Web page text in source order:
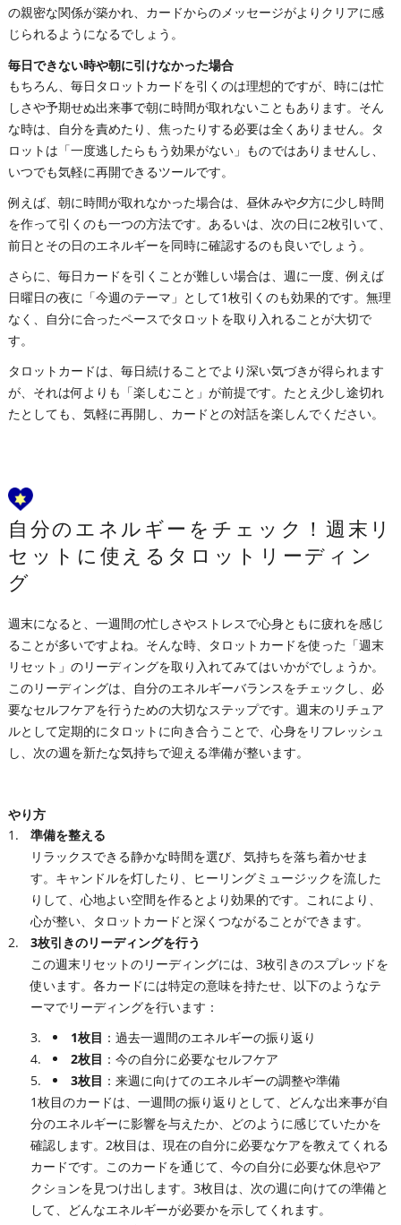
の親密な関係が築かれ、カードからのメッセージがよりクリアに感
じられるようになるでしょう。
毎日できない時や朝に引けなかった場合
もちろん、毎日タロットカードを引くのは理想的ですが、時には忙
しさや予期せぬ出来事で朝に時間が取れないこともあります。そん
な時は、自分を責めたり、焦ったりする必要は全くありません。タ
ロットは「一度逃したらもう効果がない」ものではありませんし、
いつでも気軽に再開できるツールです。
例えば、朝に時間が取れなかった場合は、昼休みや夕方に少し時間
を作って引くのも一つの方法です。あるいは、次の日に2枚引いて、
前日とその日のエネルギーを同時に確認するのも良いでしょう。
さらに、毎日カードを引くことが難しい場合は、週に一度、例えば
日曜日の夜に「今週のテーマ」として1枚引くのも効果的です。無理
なく、自分に合ったペースでタロットを取り入れることが大切で
す。
タロットカードは、毎日続けることでより深い気づきが得られます
が、それは何よりも「楽しむこと」が前提です。たとえ少し途切れ
たとしても、気軽に再開し、カードとの対話を楽しんでください。
自分のエネルギーをチェック！週末リ
セットに使えるタロットリーディン
グ
週末になると、一週間の忙しさやストレスで心身ともに疲れを感じ
ることが多いですよね。そんな時、タロットカードを使った「週末
リセット」のリーディングを取り入れてみてはいかがでしょうか。
このリーディングは、自分のエネルギーバランスをチェックし、必
要なセルフケアを行うための大切なステップです。週末のリチュア
ルとして定期的にタロットに向き合うことで、心身をリフレッシュ
し、次の週を新たな気持ちで迎える準備が整います。
やり方
準備を整える
リラックスできる静かな時間を選び、気持ちを落ち着かせま
す。キャンドルを灯したり、ヒーリングミュージックを流した
りして、心地よい空間を作るとより効果的です。これにより、
心が整い、タロットカードと深くつながることができます。
3枚引きのリーディングを行う
この週末リセットのリーディングには、3枚引きのスプレッドを
使います。各カードには特定の意味を持たせ、以下のようなテ
ーマでリーディングを行います：
1枚目 ：過去一週間のエネルギーの振り返り
2枚目 ：今の自分に必要なセルフケア
3枚目 ：来週に向けてのエネルギーの調整や準備
1枚目のカードは、一週間の振り返りとして、どんな出来事が自
分のエネルギーに影響を与えたか、どのように感じていたかを
確認します。2枚目は、現在の自分に必要なケアを教えてくれる
カードです。このカードを通じて、今の自分に必要な休息やア
クションを見つけ出します。3枚目は、次の週に向けての準備と
して、どんなエネルギーが必要かを示してくれます。